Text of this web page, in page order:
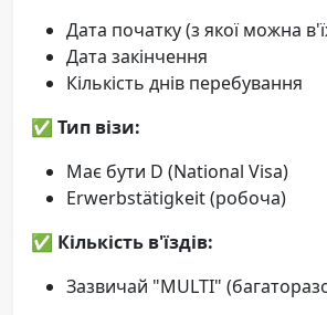
Дата початку (з якої можна
Дата закінчення
Кількість днів перебування
✅ Тип візи:
Має бути D (National Visa)
Erwerbstätigkeit (робоча)
✅ Кількість в'їздів:
Зазвичай "MULTI"